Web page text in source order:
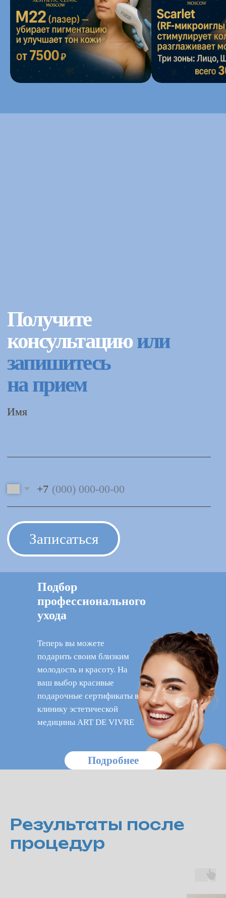
Записаться
Подбор
профессионального
ухода
Теперь вы можете
подарить своим близким
молодость и красоту. На
ваш выбор красивые
подарочные сертификаты в
клинику эстетической
медицины ART DE VIVRE
Подробнее
Результаты после
процедур